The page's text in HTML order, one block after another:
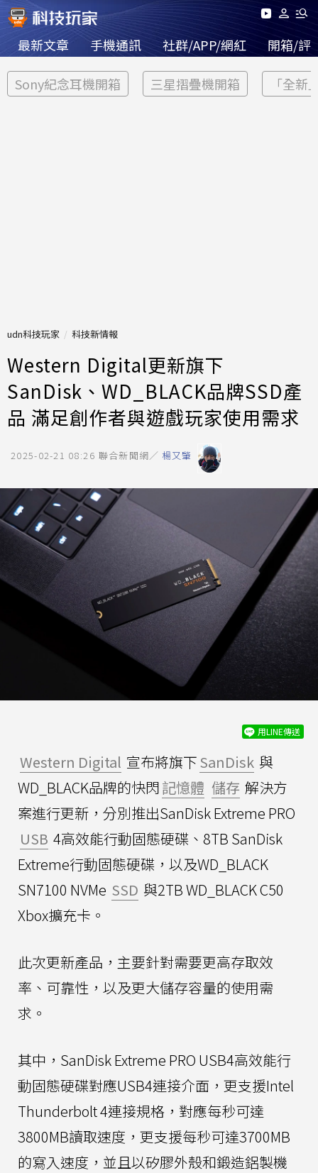
最新文章 手機通訊 社群/APP/網紅 開箱/評
Sony紀念耳機開箱 三星摺疊機開箱 「全新
udn科技玩家 科技新情報
Western Digital更新旗下
SanDisk、WD_BLACK品牌SSD產
品 滿足創作者與遊戲玩家使用需求
2025-02-21 08:26 聯合新聞網／ 楊又肇
用LINE傳送
Western Digital 宣布將旗下SanDisk 與
WD_BLACK品牌的快閃記憶體 儲存 解決方
案進行更新，分別推出SanDisk Extreme PRO
USB 4高效能行動固態硬碟、8TB SanDisk
Extreme行動固態硬碟，以及WD_BLACK
SN7100 NVMe SSD 與2TB WD_BLACK C50
Xbox擴充卡。
此次更新產品，主要針對需要更高存取效
率、可靠性，以及更大儲存容量的使用需
求。
其中，SanDisk Extreme PRO USB4高效能行
動固態硬碟對應USB4連接介面，更支援Intel
Thunderbolt 4連接規格，對應每秒可達
3800MB讀取速度，更支援每秒可達3700MB
的寫入速度，並且以矽膠外殼和鍛造鋁製機